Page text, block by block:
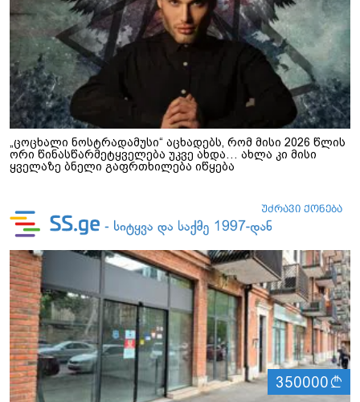
„ცოცხალი ნოსტრადამუსი“ აცხადებს, რომ მისი 2026 წლის
ორი წინასწარმეტყველება უკვე ახდა… ახლა კი მისი
ყველაზე ბნელი გაფრთხილება იწყება
350000